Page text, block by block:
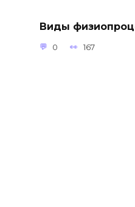
Виды
0 167